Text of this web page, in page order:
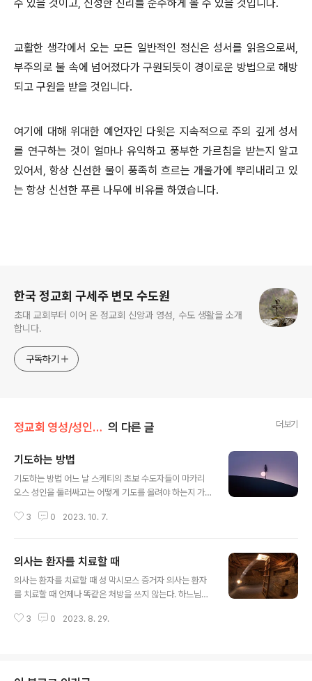
수 있을 것이고, 신성한 진리를 순수하게 볼 수 있을 것입니다.
교활한 생각에서 오는 모든 일반적인 정신은 성서를 읽음으로써,
부주의로 불 속에 넘어졌다가 구원되듯이 경이로운 방법으로 해방
되고 구원을 받을 것입니다.
여기에 대해 위대한 예언자인 다윗은 지속적으로 주의 깊게 성서
를 연구하는 것이 얼마나 유익하고 풍부한 가르침을 받는지 알고
있어서, 항상 신선한 물이 풍족히 흐르는 개울가에 뿌리내리고 있
는 항상 신선한 푸른 나무에 비유를 하였습니다.
한국 정교회 구세주 변모 수도원
초대 교회부터 이어 온 정교회 신앙과 영성, 수도 생활을 소개
합니다.
구독하기
정교회 영성/성인의 가르침 의 다른 글 더보기
기도하는 방법
기도하는 방법 어느 날 스케티의 초보 수도자들이 마카리
오스 성인을 둘러싸고는 어떻게 기도를 올려야 하는지 가
할 때 가장 큰 잘못은 쓸데없이 많은 말을 하는 것입니다.
베푸소서'하고 말하는 것입니다. 또한 사탄의 공격이나 인
간의 탐욕으로 인해 죄를 지을 것 같은 느낌이나 두려움이
들면 믿음을 가지고 빨리 하느님 아버지께 달려가 입을 통
와주소서' 하고 외치십시오. 그러면 우리의 영혼의 상태를
3 0 2023. 10. 7.
의사는 환자를 치료할 때
의사는 환자를 치료할 때 성 막시모스 증거자 의사는 환자
를 치료할 때 언제나 똑같은 처방을 쓰지 않는다. 하느님께
법만을 사용하지 않는다. 그분은 개개인에게 적합하고 다
3 0 2023. 8. 29.